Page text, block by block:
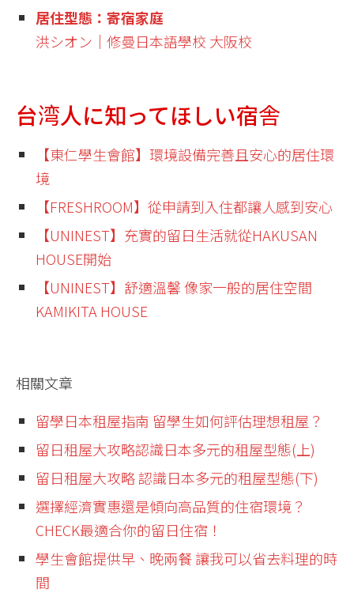
居住型態：寄宿家庭
洪シオン│修曼日本語學校 大阪校
台湾人に知ってほしい宿舎
【東仁學生會館】環境設備完善且安心的居住環
境
【FRESHROOM】從申請到入住都讓人感到安心
【UNINEST】充實的留日生活就從HAKUSAN
HOUSE開始
【UNINEST】舒適溫馨 像家一般的居住空間
KAMIKITA HOUSE
相關文章
留學日本租屋指南 留學生如何評估理想租屋？
留日租屋大攻略認識日本多元的租屋型態(上)
留日租屋大攻略 認識日本多元的租屋型態(下)
選擇經濟實惠還是傾向高品質的住宿環境？
CHECK最適合你的留日住宿！
學生會館提供早、晚兩餐 讓我可以省去料理的時
間